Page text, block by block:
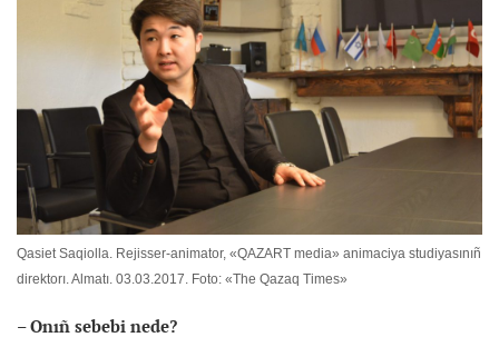
Qasiet Saqiolla. Rejisser-animator, «QAZART media» animaciya studiyasınıñ
direktorı. Almatı. 03.03.2017. Foto: «The Qazaq Times»
– Onıñ sebebi nede?